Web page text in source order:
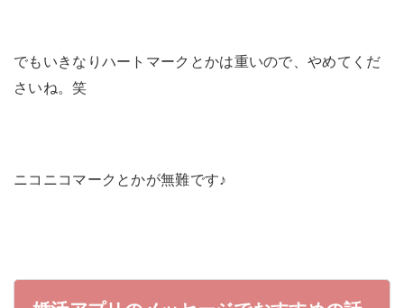
でもいきなりハートマークとかは重いので、やめてくだ
さいね。笑
ニコニコマークとかが無難です♪